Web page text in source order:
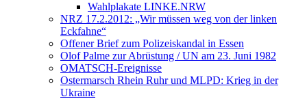
Wahlplakate LINKE.NRW
NRZ 17.2.2012: „Wir müssen weg von der linken
Eckfahne“
Offener Brief zum Polizeiskandal in Essen
Olof Palme zur Abrüstung / UN am 23. Juni 1982
OMATSCH-Ereignisse
Ostermarsch Rhein Ruhr und MLPD: Krieg in der
Ukraine